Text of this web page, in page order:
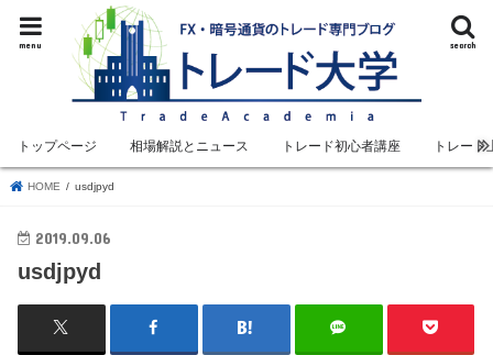
search
menu
トップページ 相場解説とニュース トレード初心者講座 トレード
HOME usdjpyd
2019.09.06
usdjpyd